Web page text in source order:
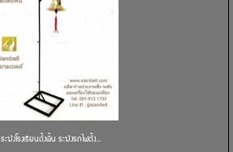
ระฆังโรงเรียนตั้งพื้น ระฆังรถไฟตั้ง...